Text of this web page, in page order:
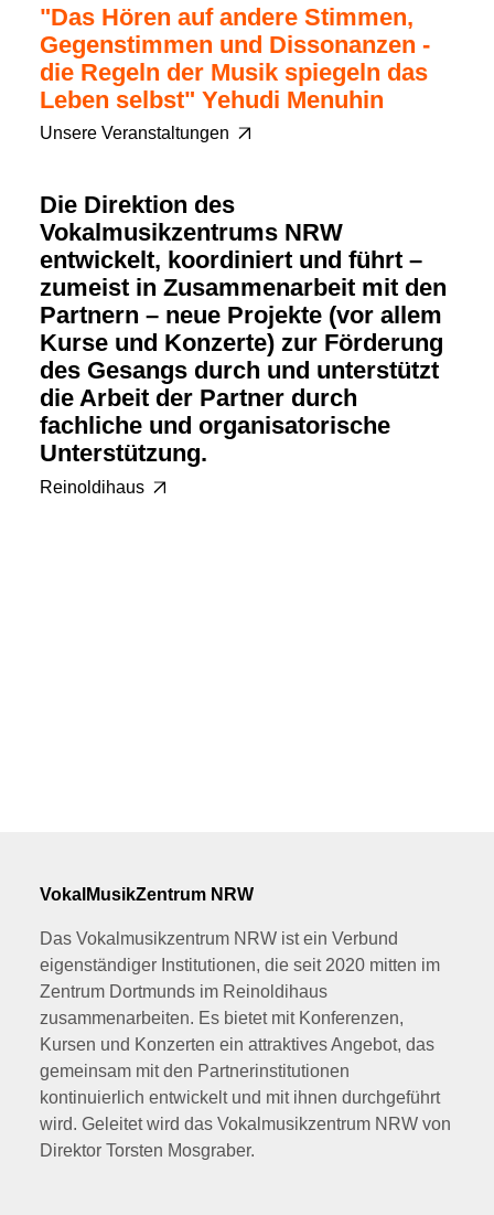
"Das Hören auf andere Stimmen,
Gegenstimmen und Dissonanzen -
die Regeln der Musik spiegeln das
Leben selbst" Yehudi Menuhin
Unsere Veranstaltungen
Die Direktion des
Vokalmusikzentrums NRW
entwickelt, koordiniert und führt –
zumeist in Zusammenarbeit mit den
Partnern – neue Projekte (vor allem
Kurse und Konzerte) zur Förderung
des Gesangs durch und unterstützt
die Arbeit der Partner durch
fachliche und organisatorische
Unterstützung.
Reinoldihaus
VokalMusikZentrum NRW
Das Vokalmusikzentrum NRW ist ein Verbund
eigenständiger Institutionen, die seit 2020 mitten im
Zentrum Dortmunds im Reinoldihaus
zusammenarbeiten. Es bietet mit Konferenzen,
Kursen und Konzerten ein attraktives Angebot, das
gemeinsam mit den Partnerinstitutionen
kontinuierlich entwickelt und mit ihnen durchgeführt
wird. Geleitet wird das Vokalmusikzentrum NRW von
Direktor Torsten Mosgraber.